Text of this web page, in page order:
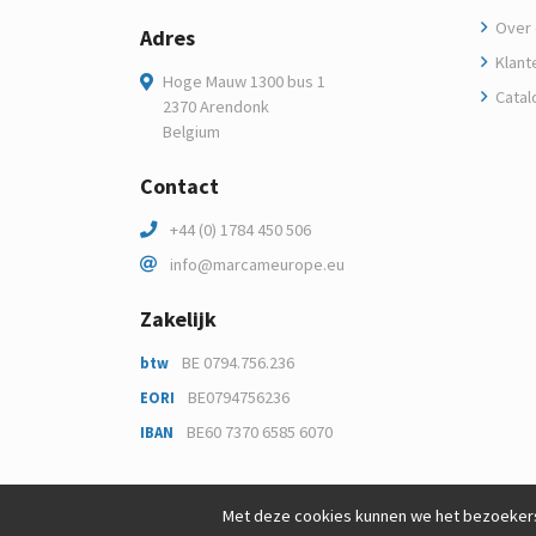
Adres
Hoge Mauw 1300 bus 1
2370 Arendonk
Belgium
Contact
+44 (0) 1784 450 506
info@marcameurope.eu
Zakelijk
btw BE 0794.756.236
EORI BE0794756236
IBAN BE60 7370 6585 6070
Over
Met deze cookies kunnen we het